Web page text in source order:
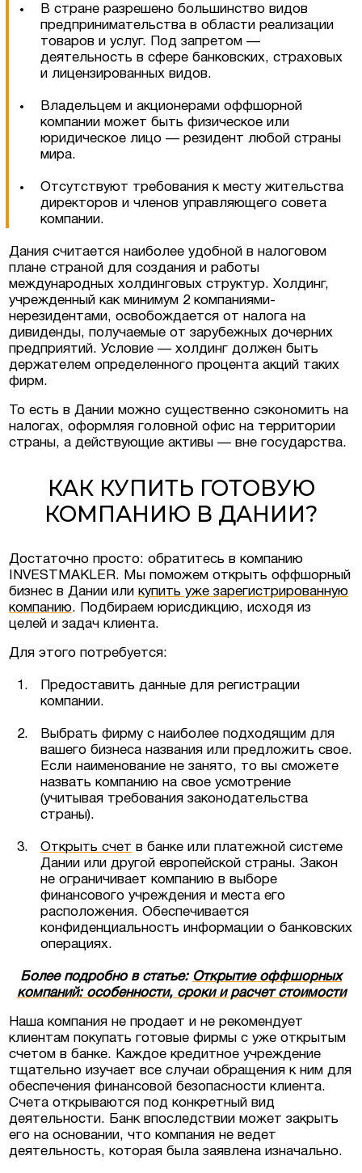
В стране разрешено большинство видов
предпринимательства в области реализации
товаров и услуг. Под запретом —
деятельность в сфере банковских, страховых
и лицензированных видов.
Владельцем и акционерами оффшорной
компании может быть физическое или
юридическое лицо — резидент любой страны
мира.
Отсутствуют требования к месту жительства
директоров и членов управляющего совета
компании.
Дания считается наиболее удобной в налоговом
плане страной для создания и работы
международных холдинговых структур. Холдинг,
учрежденный как минимум 2 компаниями-
нерезидентами, освобождается от налога на
дивиденды, получаемые от зарубежных дочерних
предприятий. Условие — холдинг должен быть
держателем определенного процента акций таких
фирм.
То есть в Дании можно существенно сэкономить на
налогах, оформляя головной офис на территории
страны, а действующие активы — вне государства.
КАК КУПИТЬ ГОТОВУЮ
КОМПАНИЮ В ДАНИИ?
Достаточно просто: обратитесь в компанию
INVESTMAKLER. Мы поможем открыть оффшорный
бизнес в Дании иликупить уже зарегистрированную
компанию. Подбираем юрисдикцию, исходя из
целей и задач клиента.
Для этого потребуется:
Предоставить данные для регистрации
компании.
Выбрать фирму с наиболее подходящим для
вашего бизнеса названия или предложить свое.
Если наименование не занято, то вы сможете
назвать компанию на свое усмотрение
(учитывая требования законодательства
страны).
Открыть счет в банке или платежной системе
Дании или другой европейской страны. Закон
не ограничивает компанию в выборе
финансового учреждения и места его
расположения. Обеспечивается
конфиденциальность информации о банковских
операциях.
Более подробно в статье: Открытие оффшорных
компаний: особенности, сроки и расчет стоимости
Наша компания не продает и не рекомендует
клиентам покупать готовые фирмы с уже открытым
счетом в банке. Каждое кредитное учреждение
тщательно изучает все случаи обращения к ним для
обеспечения финансовой безопасности клиента.
Счета открываются под конкретный вид
деятельности. Банк впоследствии может закрыть
его на основании, что компания не ведет
деятельность, которая была заявлена изначально.